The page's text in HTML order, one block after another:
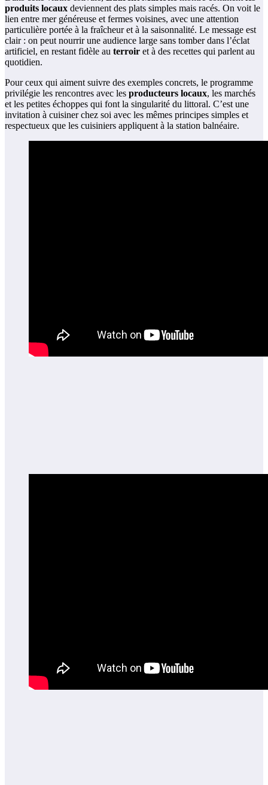
produits locaux deviennent des plats simples mais racés. On voit le
lien entre mer généreuse et fermes voisines, avec une attention
particulière portée à la fraîcheur et à la saisonnalité. Le message est
clair : on peut nourrir une audience large sans tomber dans l’éclat
artificiel, en restant fidèle au terroir et à des recettes qui parlent au
quotidien.
Pour ceux qui aiment suivre des exemples concrets, le programme
privilégie les rencontres avec les producteurs locaux, les marchés
et les petites échoppes qui font la singularité du littoral. C’est une
invitation à cuisiner chez soi avec les mêmes principes simples et
respectueux que les cuisiniers appliquent à la station balnéaire.